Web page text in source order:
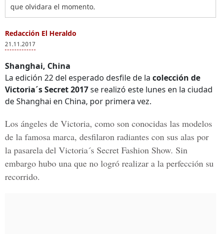
que olvidara el momento.
Redacción El Heraldo
21.11.2017
Shanghai, China
La edición 22 del esperado desfile de la colección de
Victoria´s Secret 2017se realizó este lunes en la ciudad
de Shanghai en China, por primera vez.
Los ángeles de Victoria, como son conocidas las modelos
de la famosa marca, desfilaron radiantes con sus alas por
la pasarela del Victoria´s Secret Fashion Show. Sin
embargo hubo una que no logró realizar a la perfección su
recorrido.